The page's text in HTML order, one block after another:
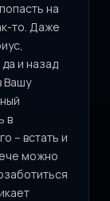
на
то. Даже
и назад
Вашу
в
– встать и
можно